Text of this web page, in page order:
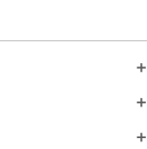
add
add
add